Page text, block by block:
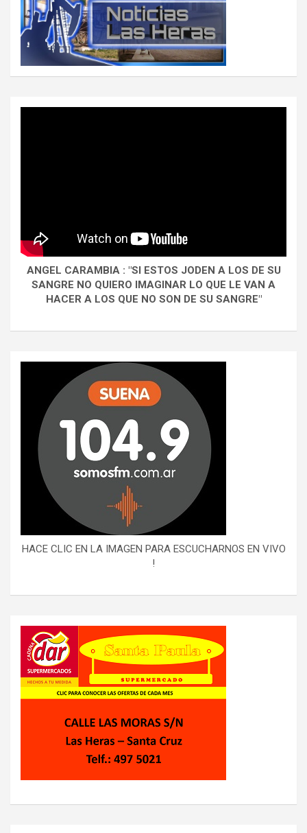
ANGEL CARAMBIA : "SI ESTOS JODEN A LOS DE SU
SANGRE NO QUIERO IMAGINAR LO QUE LE VAN A
HACER A LOS QUE NO SON DE SU SANGRE"
HACE CLIC EN LA IMAGEN PARA ESCUCHARNOS EN VIVO
!